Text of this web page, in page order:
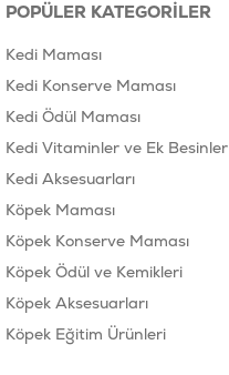
POPÜLER KATEGORILER
Kedi Maması
Kedi Konserve Maması
Kedi Ödül Maması
Kedi Vitaminler ve Ek Besinler
Kedi Aksesuarları
Köpek Maması
Köpek Konserve Maması
Köpek Ödül ve Kemikleri
Köpek Aksesuarları
Köpek Eğitim Ürünleri